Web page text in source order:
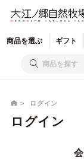
商品を選ぶ ギフト
ログイン
ログイン